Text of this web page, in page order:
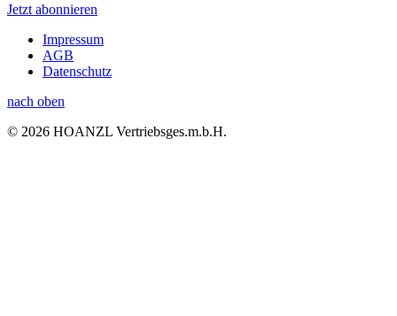
Jetzt abonnieren
Impressum
AGB
Datenschutz
nach oben
© 2026 HOANZL Vertriebsges.m.b.H.